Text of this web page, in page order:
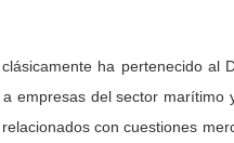
ha pertenecido al
empresas del sector marítimo
con cuestiones